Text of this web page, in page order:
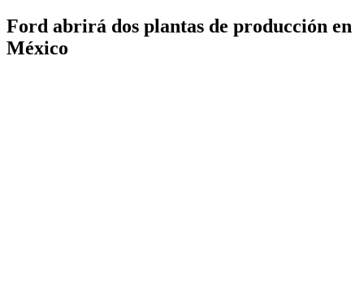
Ford abrirá dos plantas de producción en
México